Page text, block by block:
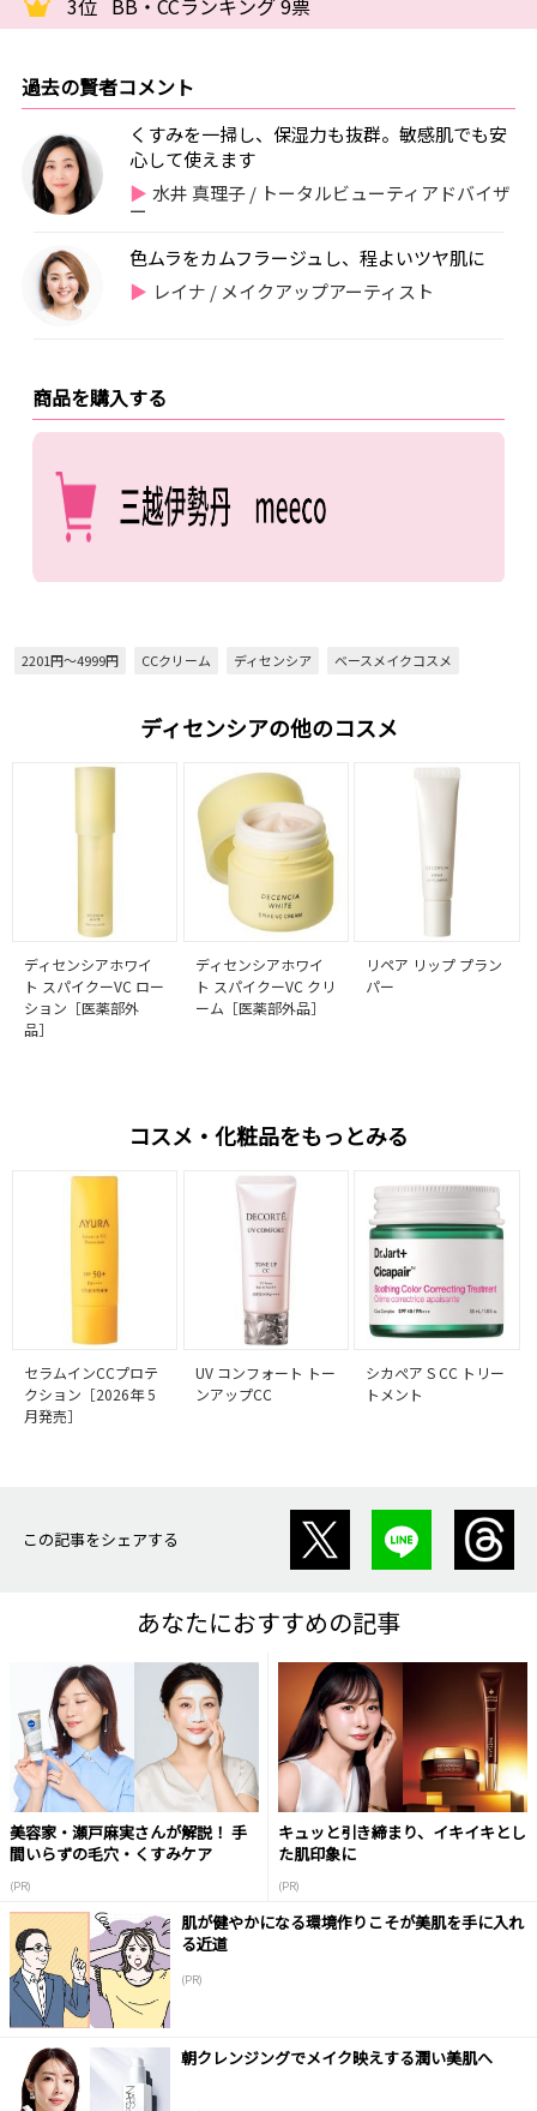
3位 BB・CCランキング 9票
過去の賢者コメント
くすみを一掃し、保湿力も抜群。敏感肌でも安
心して使えます
水井 真理子 / トータルビューティアドバイザ
ー
色ムラをカムフラージュし、程よいツヤ肌に
レイナ / メイクアップアーティスト
商品を購入する
2201円～4999円 CCクリーム ディセンシア ベースメイクコスメ
ディセンシアの他のコスメ
ディセンシアホワイ
ト スパイクーVC ロー
ション［医薬部外
品］
ディセンシアホワイ
ト スパイクーVC クリ
ーム［医薬部外品］
リペア リップ プラン
パー
コスメ・化粧品をもっとみる
セラムインCCプロテ
クション［2026年 5
月発売］
UV コンフォート トー
ンアップCC
シカぺア S CC トリー
トメント
この記事をシェアする
あなたにおすすめの記事
美容家・瀬戸麻実さんが解説！ 手
間いらずの毛穴・くすみケア
(PR)
キュッと引き締まり、イキイキとし
た肌印象に
(PR)
肌が健やかになる環境作りこそが美肌を手に入れ
る近道
(PR)
朝クレンジングでメイク映えする潤い美肌へ